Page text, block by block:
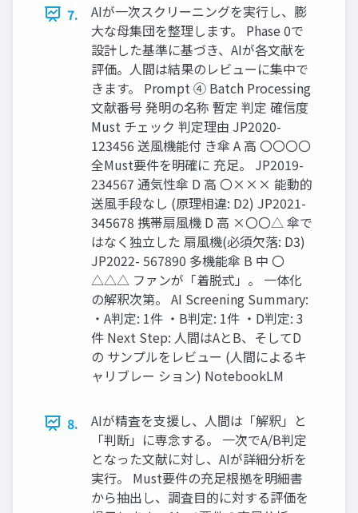
7.
AIが一次スクリーニングを実行し、膨
大な母集団を整理します。 Phase 0で
設計した基準に基づき、AIが各文献を
評価。人間は結果のレビューに集中で
きます。 Prompt ④ Batch Processing
文献番号 発明の名称 暫定 判定 確信度
Must チェック 判定理由 JP2020-
123456 送風機能付 き傘 A 高 〇〇〇〇
全Must要件を明確に 充足。 JP2019-
234567 通気性傘 D 高 〇××× 能動的
送風手段なし (原理相違: D2) JP2021-
345678 携帯扇風機 D 高 ×〇〇△ 傘で
はなく独立した 扇風機(必須欠落: D3)
JP2022- 567890 多機能傘 B 中 〇
△△△ ファンが「着脱式」。 一体化
の解釈次第。 AI Screening Summary:
・A判定: 1件 ・B判定: 1件 ・D判定: 3
件 Next Step: 人間はAとB、そしてD
の サンプルをレビュー (人間によるキ
ャリブレー ション) NotebookLM
8.
AIが精査を支援し、人間は「解釈」と
「判断」に専念する。 一次でA/B判定
となった文献に対し、AIが詳細分析を
実行。 Must要件の充足根拠を明細書
から抽出し、調査目的に対する評価を